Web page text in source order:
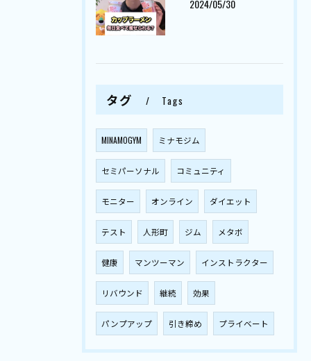
2024/05/30
タグ Tags
MINAMOGYM ミナモジム
セミパーソナル コミュニティ
モニター オンライン ダイエット
テスト 人形町 ジム メタボ
健康 マンツーマン インストラクター
リバウンド 継続 効果
パンプアップ 引き締め プライベート